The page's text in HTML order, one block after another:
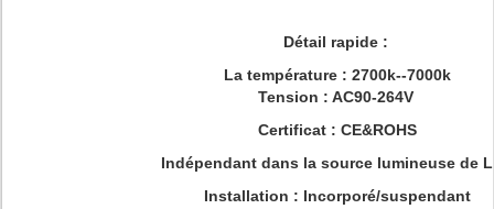
Détail rapide :
La température : 2700k--7000k
Tension : AC90-264V
Certificat : CE&ROHS
Indépendant dans la source lumineuse de
Installation : Incorporé/suspendant